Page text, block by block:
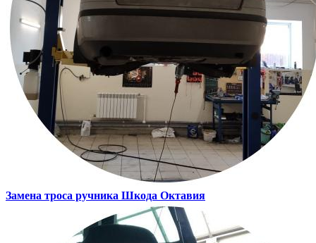
Замена троса ручника Шкода Октавия